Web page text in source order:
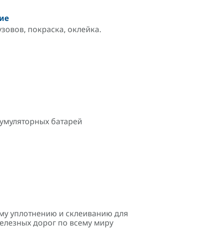
покраска, оклейка.
батарей
уплотнению и склеиванию для
дорог по всему миру